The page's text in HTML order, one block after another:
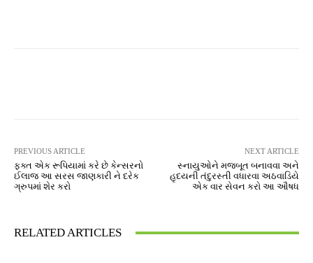
PREVIOUS ARTICLE
ફક્ત એક રૂપિયામાં કરે છે કેન્સરનો
ઈલાજ આ સરસ જાણકારી ને દરેક
ગ્રુપમાં શેર કરો
NEXT ARTICLE
સ્નાયુઓને મજબૂત બનાવવા અને
હૃદયની તંદુરસ્તી વધારવા અઠવાડિયે
એક વાર સેવન કરો આ ઔષધ
RELATED ARTICLES